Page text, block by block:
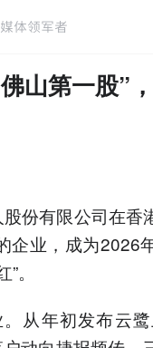
山第一股”
份有限公司在香
企业，成为2026
。
从年初发布云